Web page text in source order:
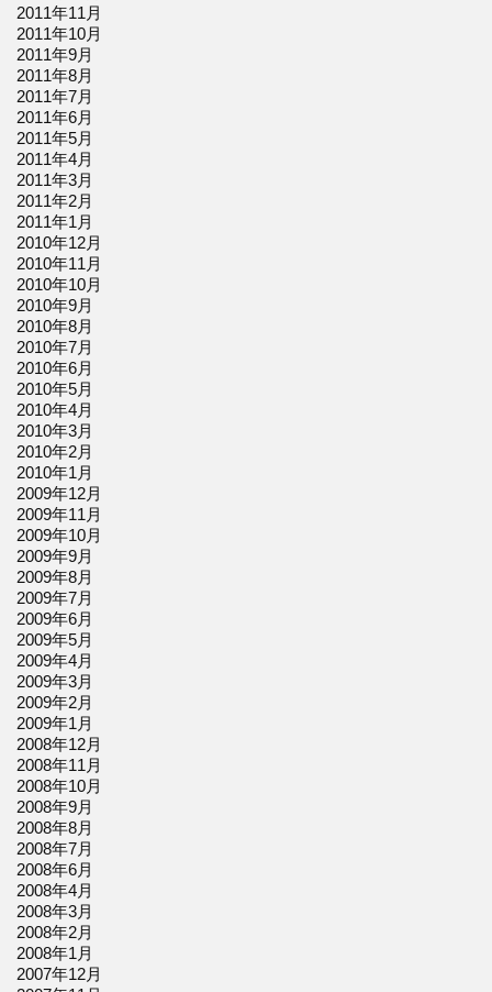
2011年11月
2011年10月
2011年9月
2011年8月
2011年7月
2011年6月
2011年5月
2011年4月
2011年3月
2011年2月
2011年1月
2010年12月
2010年11月
2010年10月
2010年9月
2010年8月
2010年7月
2010年6月
2010年5月
2010年4月
2010年3月
2010年2月
2010年1月
2009年12月
2009年11月
2009年10月
2009年9月
2009年8月
2009年7月
2009年6月
2009年5月
2009年4月
2009年3月
2009年2月
2009年1月
2008年12月
2008年11月
2008年10月
2008年9月
2008年8月
2008年7月
2008年6月
2008年4月
2008年3月
2008年2月
2008年1月
2007年12月